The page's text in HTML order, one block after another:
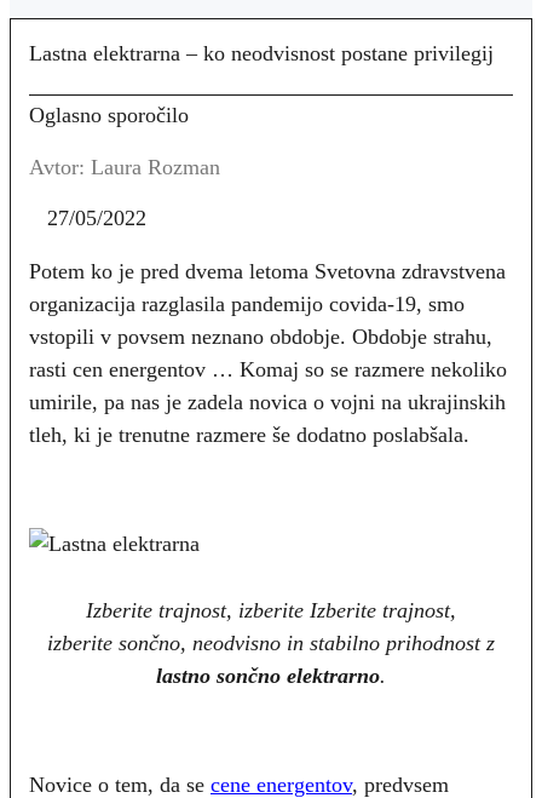
Lastna elektrarna – ko neodvisnost postane privilegij
Oglasno sporočilo
Avtor: Laura Rozman
27/05/2022
Potem ko je pred dvema letoma Svetovna zdravstvena
organizacija razglasila pandemijo covida-19, smo
vstopili v povsem neznano obdobje. Obdobje strahu,
rasti cen energentov … Komaj so se razmere nekoliko
umirile, pa nas je zadela novica o vojni na ukrajinskih
tleh, ki je trenutne razmere še dodatno poslabšala.
Izberite trajnost, izberite Izberite trajnost,
izberite sončno, neodvisno in stabilno prihodnost z
lastno sončno elektrarno.
Novice o tem, da se cene energentov, predvsem